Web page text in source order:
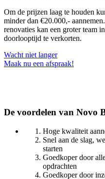
Om de prijzen laag te houden
minder dan €20.000,-
renovaties kan een groter team
doorlooptijd te verkorten.
Wacht niet langer
Maak nu een afspraak!
De voordelen van Novo
Hoge kwaliteit
Snel aan de slag,
starten
Goedkoper door
opdrachten
Goedkoper door